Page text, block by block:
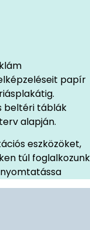
papír
beltéri táblák
alapján.
eszközöket,
túl foglalkozunk